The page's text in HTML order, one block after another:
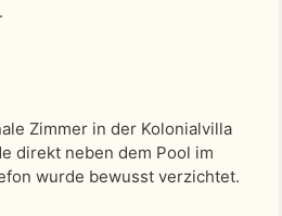
Zimmer in der Kolonialvilla
direkt neben dem Pool im
wurde bewusst verzichtet.